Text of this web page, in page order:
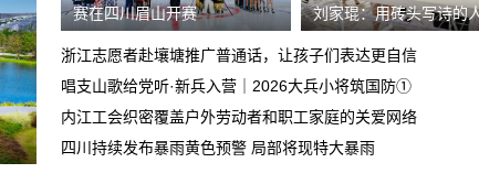
关于飞行帮（北京）航空服务有限公司退
费纠纷的投诉
广汽丰田车没有提到，诉求退定金及相关
合理合法费用
退还2199元订金
赛在四川眉山开赛
刘家琨：用砖头写诗的
浙江志愿者赴壤塘推广普通话，让孩子们表达更自信
唱支山歌给党听·新兵入营｜2026大兵小将筑国防①
内江工会织密覆盖户外劳动者和职工家庭的关爱网络
四川持续发布暴雨黄色预警 局部将现特大暴雨